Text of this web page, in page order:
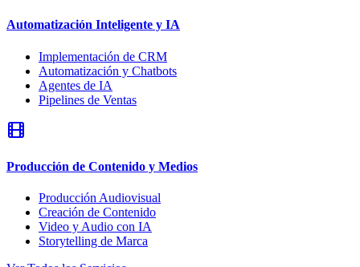
Automatización Inteligente y IA
Implementación de CRM
Automatización y Chatbots
Agentes de IA
Pipelines de Ventas
Producción de Contenido y Medios
Producción Audiovisual
Creación de Contenido
Video y Audio con IA
Storytelling de Marca